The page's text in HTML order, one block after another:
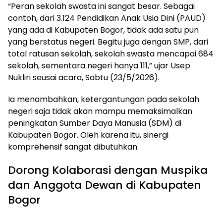
“Peran sekolah swasta ini sangat besar. Sebagai
contoh, dari 3.124 Pendidikan Anak Usia Dini (PAUD)
yang ada di Kabupaten Bogor, tidak ada satu pun
yang berstatus negeri. Begitu juga dengan SMP, dari
total ratusan sekolah, sekolah swasta mencapai 684
sekolah, sementara negeri hanya 111,” ujar Usep
Nukliri seusai acara, Sabtu (23/5/2026).
Ia menambahkan, ketergantungan pada sekolah
negeri saja tidak akan mampu memaksimalkan
peningkatan Sumber Daya Manusia (SDM) di
Kabupaten Bogor. Oleh karena itu, sinergi
komprehensif sangat dibutuhkan.
Dorong Kolaborasi dengan Muspika
dan Anggota Dewan di Kabupaten
Bogor